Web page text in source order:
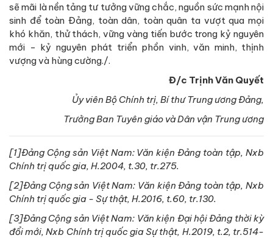
sẽ mãi là nền tảng tư tưởng vững chắc, nguồn sức mạnh nội
sinh để toàn Đảng, toàn dân, toàn quân ta vượt qua mọi
khó khăn, thử thách, vững vàng tiến bước trong kỷ nguyên
mới - kỷ nguyên phát triển phồn vinh, văn minh, thịnh
vượng và hùng cường./.
Đ/c Trịnh Văn Quyết
Ủy viên Bộ Chính trị, Bí thư Trung ương Đảng,
Trưởng Ban Tuyên giáo và Dân vận Trung ương
[1]Đảng Cộng sản Việt Nam: Văn kiện Đảng toàn tập, Nxb
Chính trị quốc gia, H.2004, t.30, tr.275.
[2]Đảng Cộng sản Việt Nam: Văn kiện Đảng toàn tập, Nxb
Chính trị quốc gia - Sự thật, H.2016, t.60, tr.130.
[3]Đảng Cộng sản Việt Nam: Văn kiện Đại hội Đảng thời kỳ
đổi mới, Nxb Chính trị quốc gia Sự thật, H.2019, t.2, tr.514-